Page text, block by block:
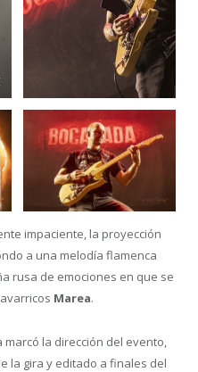
impaciente, la proyección
a una melodía flamenca
rusa de emociones en que se
Marea.
la dirección del evento,
la gira y editado a finales del